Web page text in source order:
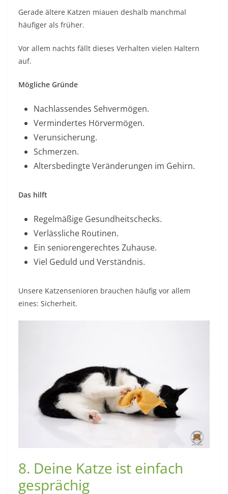
Gerade ältere Katzen miauen deshalb manchmal
häufiger als früher.
Vor allem nachts fällt dieses Verhalten vielen Haltern
auf.
Mögliche Gründe
Nachlassendes Sehvermögen.
Vermindertes Hörvermögen.
Verunsicherung.
Schmerzen.
Altersbedingte Veränderungen im Gehirn.
Das hilft
Regelmäßige Gesundheitschecks.
Verlässliche Routinen.
Ein seniorengerechtes Zuhause.
Viel Geduld und Verständnis.
Unsere Katzensenioren brauchen häufig vor allem
eines: Sicherheit.
8. Deine Katze ist einfach
gesprächig